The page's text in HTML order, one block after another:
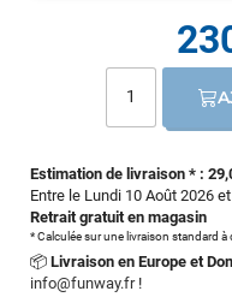
Estimation de livraison * :
Entre le Lundi 10 Août 2026
Retrait gratuit en magasin
* Calculée sur une livraison standard
📦 Livraison en Europe et
info@funway.fr!